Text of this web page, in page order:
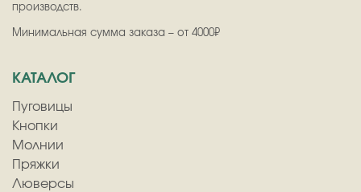
производств.
Минимальная сумма заказа – от 4000₽
КАТАЛОГ
Пуговицы
Кнопки
Молнии
Пряжки
Люверсы